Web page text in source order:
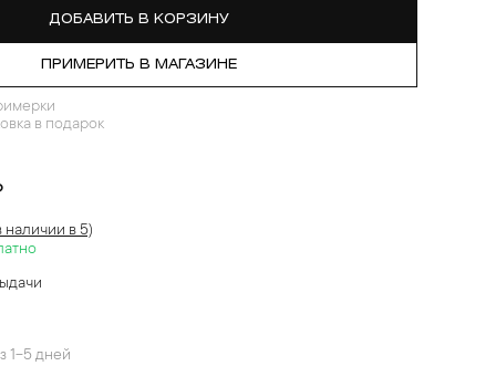
ДОБАВИТЬ В КОРЗИНУ
ПРИМЕРИТЬ В МАГАЗИНЕ
в подарок
наличии в 5)
1-5 дней